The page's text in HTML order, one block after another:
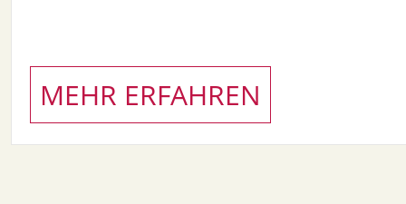
MEHR ERFAHREN